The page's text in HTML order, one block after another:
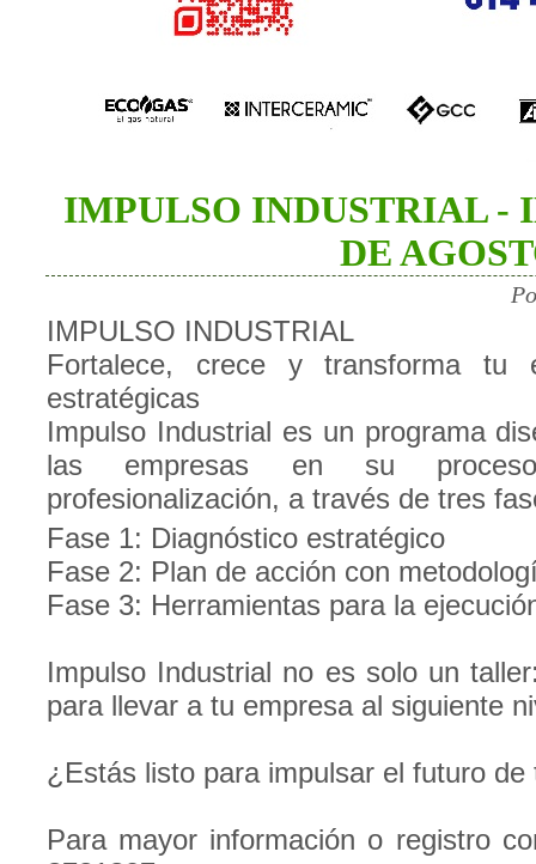
IMPULSO INDUSTRIAL -
DE
IMPULSO INDUSTRIAL
Fortalece, crece y transforma tu
estratégicas
Impulso Industrial es un programa
las empresas en su
profesionalización, a través de tres
Fase 1: Diagnóstico estratégico
Fase 2: Plan de acción con
Fase 3: Herramientas para la
Impulso Industrial no es solo un
para llevar a tu empresa al siguiente
¿Estás listo para impulsar el futuro de
Para mayor información o registro